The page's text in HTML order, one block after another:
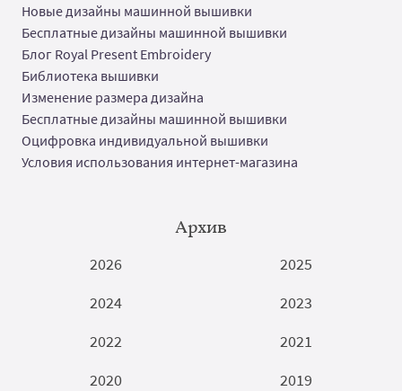
Новые дизайны машинной вышивки
Бесплатные дизайны машинной вышивки
Блог Royal Present Embroidery
Библиотека вышивки
Изменение размера дизайна
Бесплатные дизайны машинной вышивки
Оцифровка индивидуальной вышивки
Условия использования интернет-магазина
Архив
2026
2025
2024
2023
2022
2021
2020
2019